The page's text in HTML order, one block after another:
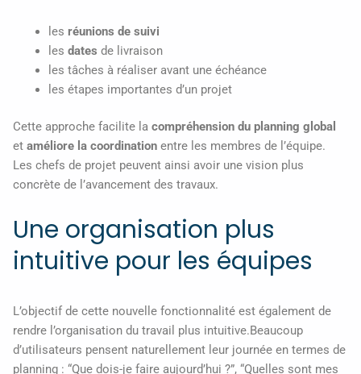
les réunions de suivi
les dates de livraison
les tâches à réaliser avant une échéance
les étapes importantes d’un projet
Cette approche facilite la compréhension du planning global
et améliore la coordination entre les membres de l’équipe.
Les chefs de projet peuvent ainsi avoir une vision plus
concrète de l’avancement des travaux.
Une organisation plus
intuitive pour les équipes
L’objectif de cette nouvelle fonctionnalité est également de
rendre l’organisation du travail plus intuitive.Beaucoup
d’utilisateurs pensent naturellement leur journée en termes de
planning : “Que dois-je faire aujourd’hui ?”, “Quelles sont mes